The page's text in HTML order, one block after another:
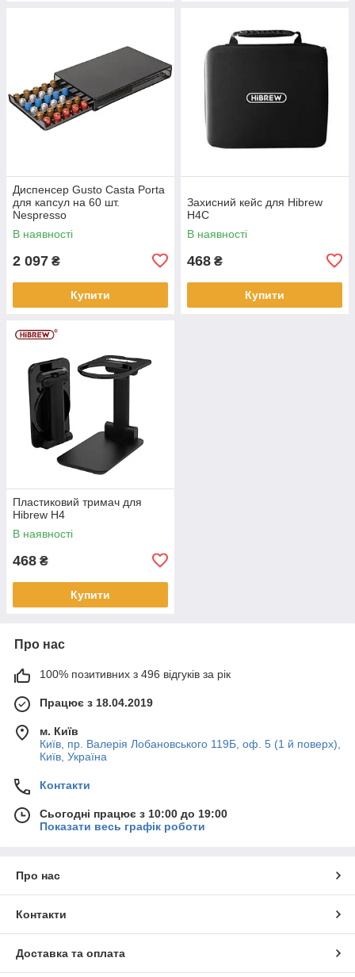
Диспенсер Gusto Casta Porta
для капсул на 60 шт.
Nespresso
В наявності
2 097 ₴
Купити
Захисний кейс для Hibrew
H4C
В наявності
468 ₴
Купити
Пластиковий тримач для
Hibrew H4
В наявності
468 ₴
Купити
Про нас
100% позитивних з 496 відгуків за рік
Працює з 18.04.2019
м. Київ
Київ, пр. Валерія Лобановського 119Б, оф. 5 (1 й поверх),
Київ, Україна
Контакти
Сьогодні працює з 10:00 до 19:00
Показати весь графік роботи
Про нас
Контакти
Доставка та оплата